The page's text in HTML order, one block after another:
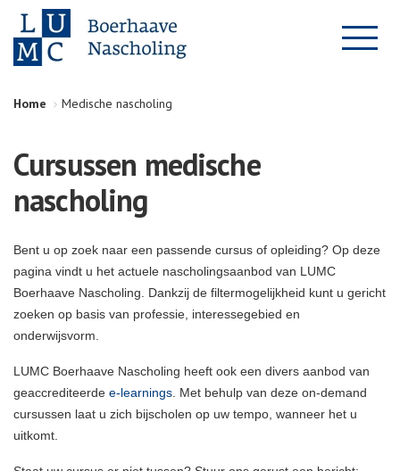
Home Medische nascholing
Cursussen medische
nascholing
Bent u op zoek naar een passende cursus of opleiding? Op deze
pagina vindt u het actuele nascholingsaanbod van LUMC
Boerhaave Nascholing. Dankzij de filtermogelijkheid kunt u gericht
zoeken op basis van professie, interessegebied en
onderwijsvorm.
LUMC Boerhaave Nascholing heeft ook een divers aanbod van
geaccrediteerde e-learnings . Met behulp van deze on-demand
cursussen laat u zich bijscholen op uw tempo, wanneer het u
uitkomt.